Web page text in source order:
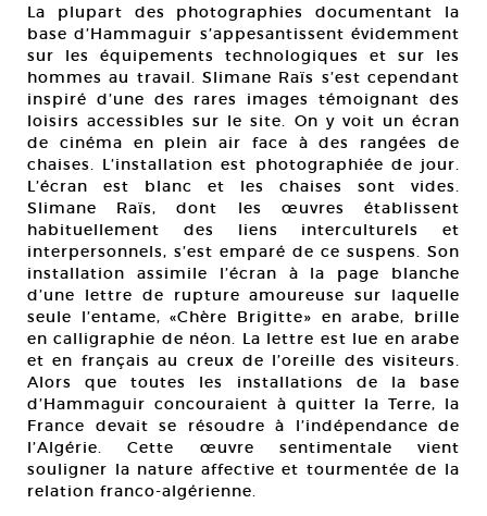
La plupart des photographies documentant la
base d’Hammaguir s’appesantissent évidemment
sur les équipements technologiques et sur les
hommes au travail. Slimane Raïs s’est cependant
inspiré d’une des rares images témoignant des
loisirs accessibles sur le site. On y voit un écran
de cinéma en plein air face à des rangées de
chaises. L’installation est photographiée de jour.
L’écran est blanc et les chaises sont vides.
Slimane Raïs, dont les œuvres établissent
habituellement des liens interculturels et
interpersonnels, s’est emparé de ce suspens. Son
installation assimile l’écran à la page blanche
d’une lettre de rupture amoureuse sur laquelle
seule l’entame, «Chère Brigitte» en arabe, brille
en calligraphie de néon. La lettre est lue en arabe
et en français au creux de l’oreille des visiteurs.
Alors que toutes les installations de la base
d’Hammaguir concouraient à quitter la Terre, la
France devait se résoudre à l’indépendance de
l’Algérie. Cette œuvre sentimentale vient
souligner la nature affective et tourmentée de la
relation franco-algérienne.